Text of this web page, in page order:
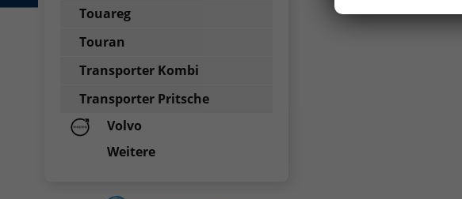
Touareg
Touran
Transporter Kombi
Transporter Pritsche
Volvo
Weitere